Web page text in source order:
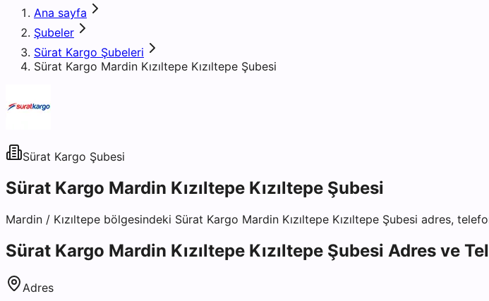
Ana sayfa
Şubeler
Sürat Kargo Şubeleri
Sürat Kargo Mardin Kızıltepe Kızıltepe Şubesi
Sürat Kargo Şubesi
Sürat Kargo Mardin Kızıltepe Kızıltepe Şubesi
Mardin / Kızıltepe bölgesindeki Sürat Kargo Mardin Kızıltepe Kızıltepe Şubesi adres,
Sürat Kargo Mardin Kızıltepe Kızıltepe Şubesi Adres ve
Adres